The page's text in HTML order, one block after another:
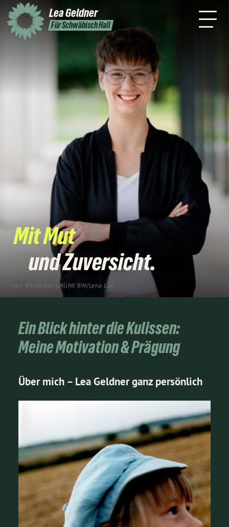
LeaGeldner
Für Schwäbisch Hall
Termine Podcast
mich
Foto: ©️Fraktion GRÜNE BW/Lena Lux
Mit Mut
und Zuversicht.
Ein Blick hinter die Kulissen:
Meine Motivation & Prägung
Über mich – Lea Geldner ganz persönlich